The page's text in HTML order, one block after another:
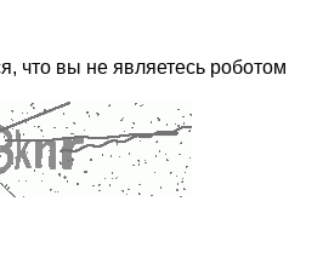
что вы не являетесь роботом